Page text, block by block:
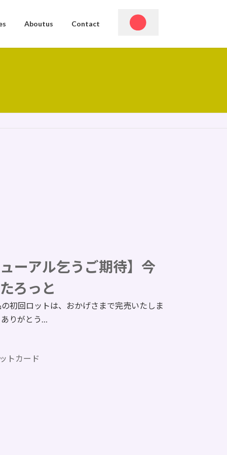
Aboutus Contact
ーアル乞うご期待】今
ろっと
初回ロットは、おかげさまで完売いたしま
りがとう…
トカード